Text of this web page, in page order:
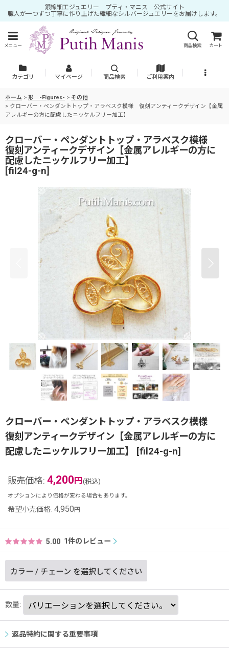
銀線細工ジュエリー プティ・マニス 公式サイト
職人が一つずつ丁寧に作り上げた繊細なシルバージュエリーをお届けします。
メニュー 商品検索 カート
カテゴリ マイページ 商品検索 ご利用案内
ホーム > 形 -Figures- > その他
> クローバー・ペンダントトップ・アラベスク模様 復刻アンティークデザイン【金属
アレルギーの方に配慮したニッケルフリー加工】
クローバー・ペンダントトップ・アラベスク模様
復刻アンティークデザイン【金属アレルギーの方に
配慮したニッケルフリー加工】
[fil24-g-n]
クローバー・ペンダントトップ・アラベスク模様
復刻アンティークデザイン【金属アレルギーの方に
配慮したニッケルフリー加工】
[fil24-g-n]
販売価格: 4,200 円 (税込)
オプションにより価格が変わる場合もあります。
希望小売価格: 4,950 円
5.00 1件のレビュー
カラー / チェーン を選択してください
数量:
返品特約に関する重要事項